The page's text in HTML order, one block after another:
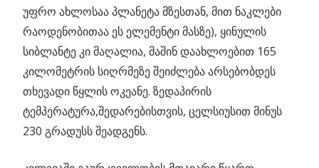
უფრო ახლოსაა პლანეტა მზესთან, მით ნაკლები
რაოდენობითაა ეს ელემენტი მასზე), ყინულის
სიბლანტე კი მაღალია, მაშინ დაახლოებით 165
კილომეტრის სიღრმეზე შეიძლება არსებობდეს
თხევადი წყლის ოკეანე. ზედაპირის
ტემპერატურა,შედარებისთვის, ცელსიუსით მინუს
230 გრადუსს შეადგენს.